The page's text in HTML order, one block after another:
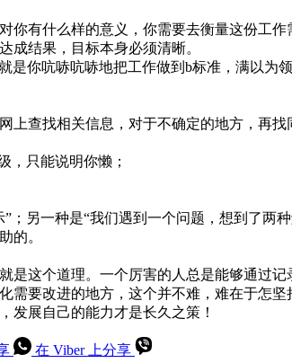
你有什么样的意义，你需要去衡量这份工
成结果，目标本身必须清晰。
是你吭哧吭哧地把工作做到b标准，满以为
查找相关信息，对于不确定的地方，再找
，只能说明你懒；
另一种是“我们遇到一个问题，想到了两
的。
这个道理。一个厉害的人总是能够通过记
要改进的地方，这个并不难，难在于怎坚
发展自己的能力才是长久之策！
在 Viber 上分享